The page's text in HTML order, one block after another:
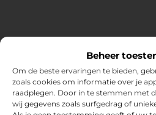
Beheer
Om de beste ervaringen te bieden,
zoals cookies om informatie over je
raadplegen. Door in te stemmen met
wij gegevens zoals surfgedrag of
Jouw bron voor inspiratie en
Verken een gevarieerde selectie
handige adviezen en verrassende
optimaal te benutten.